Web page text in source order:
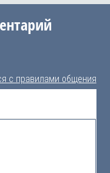
с правилами общения